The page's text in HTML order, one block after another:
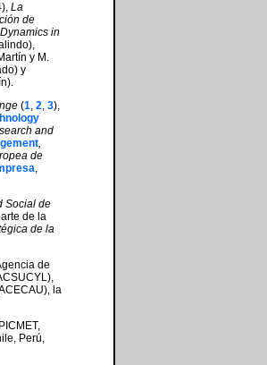
La
de
in
y M.
y
(1, 2, 3),
and
,
de
,
Social de
de la
de la
de
la
Perú,